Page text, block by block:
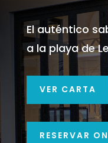
El auténtico
a la playa de
VER CARTA
RESERVAR